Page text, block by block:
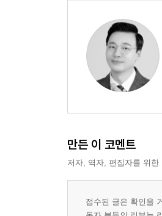
4부 실천하다
도구를 다스리고, 영혼
10장 정답은 AI에 있
11장 초안은 AI로 써
12장 스마트폰은 손에
만든 이 코멘트
저자, 역자, 편집자를 위
접수된 글은 확인을